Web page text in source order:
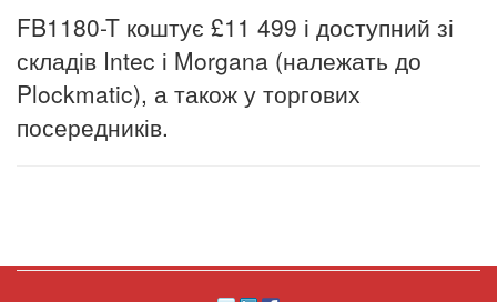
FB1180-T коштує £11 499 і доступний зі
складів Intec і Morgana (належать до
Plockmatic), а також у торгових
посередників.